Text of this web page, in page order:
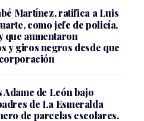
Martínez, ratifica a Luis
como jefe de policía,
que aumentaron
y giros negros desde que
Adame de León bajo
de La Esmeralda
de parcelas escolares.